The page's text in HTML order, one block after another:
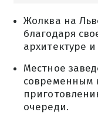
Жолква на
благодаря
архитектуре
Местное
современным
очереди.